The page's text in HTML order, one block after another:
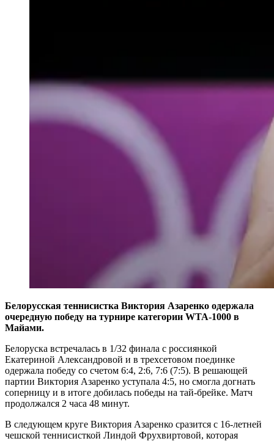
Белорусская теннисистка Виктория Азаренко одержала
очередную победу на турнире категории WTA-1000 в
Майами.
Белоруска встречалась в 1/32 финала с россиянкой
Екатериной Александровой и в трехсетовом поединке
одержала победу со счетом 6:4, 2:6, 7:6 (7:5). В решающей
партии Виктория Азаренко уступала 4:5, но смогла догнать
соперницу и в итоге добилась победы на тай-брейке. Матч
продолжался 2 часа 48 минут.
В следующем круге Виктория Азаренко сразится с 16-летней
чешской теннисисткой Линдой Фрухвиртовой, которая